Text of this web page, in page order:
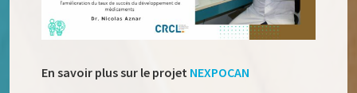
En savoir plus sur le projet NEXPOCAN